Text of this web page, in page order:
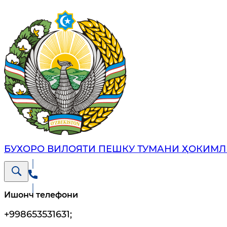
БУХОРО ВИЛОЯТИ ПЕШКУ ТУМАНИ
Ишонч телефони
+998653531631;